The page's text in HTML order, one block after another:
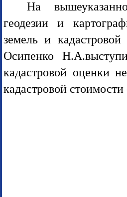
На
геодезии и
земель и
Осипенко
кадастровой оценки
кадастровой